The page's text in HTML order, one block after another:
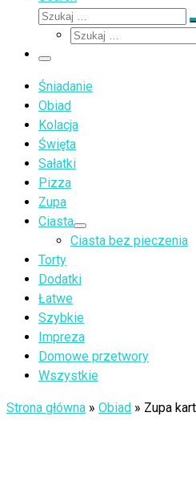
Szukaj
Szukaj
Menu
Śniadanie
Obiad
Kolacja
Święta
Sałatki
Pizza
Zupa
Ciasta
Ciasta bez pieczenia
Torty
Dodatki
Łatwe
Szybkie
Impreza
Domowe przetwory
Wszystkie
Strona główna » Obiad » Zupa